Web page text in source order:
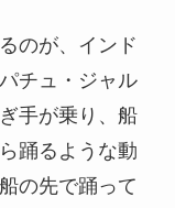
のが、インド
チュ・ジャル
手が乗り、船
踊るような動
の先で踊って